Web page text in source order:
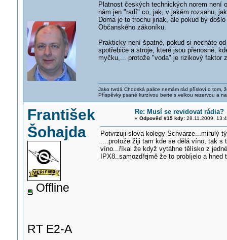
Platnost českých technických norem není
nám jen "radí" co, jak, v jakém rozsahu,
Doma je to trochu jinak, ale pokud by
Občanského zákoníku.
Prakticky není špatné, pokud si necháte
spotřebiče a stroje, které jsou přenosné,
myčku,... protože "voda" je rizikový faktor
Jako tvrdá Chodská palice nemám rád přísloví o tom,
Příspěvky psané kurzívou berte s velkou rezervou a
František
Šohajda
Offline
RT E2-A
Re: Musí se revidovat rádia?
« Odpověď #15 kdy:28.11.2009,
Potvrzuji slova kolegy Schvarze...minulý
....protože žiji tam kde se dělá víno, tak
víno...říkal že když vytáhne tělísko z
IPX8..samozdřejmě že to probíjelo a hned